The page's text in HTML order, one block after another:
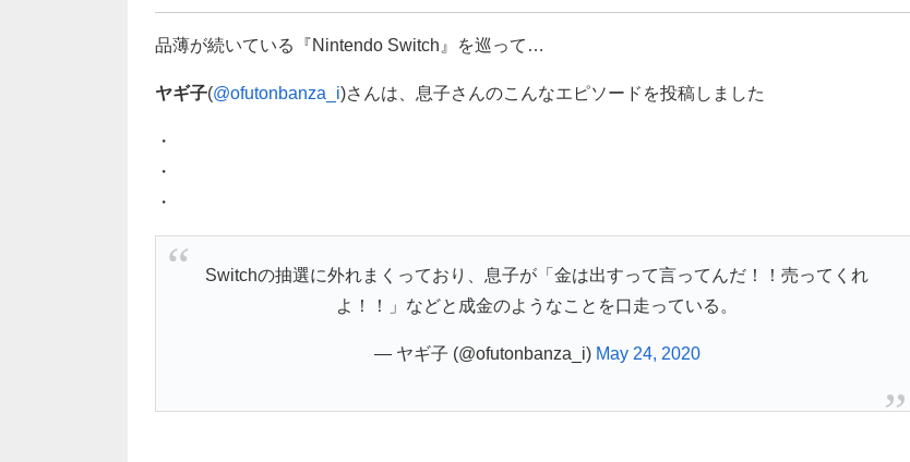
品薄が続いている『Nintendo Switch』を巡って…
ヤギ子(@ofutonbanza_i)さんは、息子さんのこんなエピソードを投稿しました
・
・
・
Switchの抽選に外れまくっており、息子が「金は出すって言ってんだ！！売ってくれ
よ！！」などと成金のようなことを口走っている。
— ヤギ子 (@ofutonbanza_i) May 24, 2020